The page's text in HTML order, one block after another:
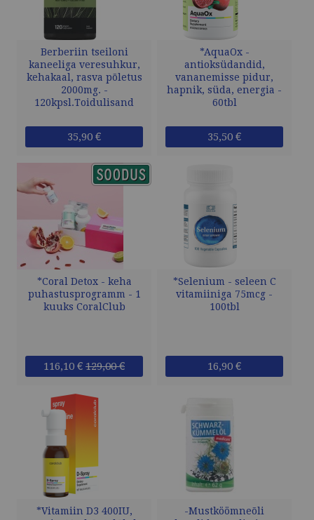
Berberiin tseiloni
kaneeliga veresuhkur,
kehakaal, rasva põletus
2000mg. -
120kpsl.Toidulisand
35,90 €
*AquaOx -
antioksüdandid,
vananemisse pidur,
hapnik, süda, energia -
60tbl
35,50 €
*Coral Detox - keha
puhastusprogramm - 1
kuuks CoralClub
116,10 € 129,00 €
*Selenium - seleen C
vitamiiniga 75mcg -
100tbl
16,90 €
*Vitamiin D3 400IU,
-Mustköömneõli